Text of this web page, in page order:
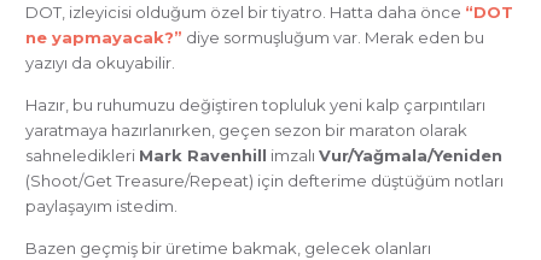
DOT, izleyicisi olduğum özel bir tiyatro. Hatta daha önce “DOT
ne yapmayacak?” diye sormuşluğum var. Merak eden bu
yazıyı da okuyabilir.
Hazır, bu ruhumuzu değiştiren topluluk yeni kalp çarpıntıları
yaratmaya hazırlanırken, geçen sezon bir maraton olarak
sahneledikleri Mark Ravenhill imzalı Vur/Yağmala/Yeniden
(Shoot/Get Treasure/Repeat) için defterime düştüğüm notları
paylaşayım istedim.
Bazen geçmiş bir üretime bakmak, gelecek olanları